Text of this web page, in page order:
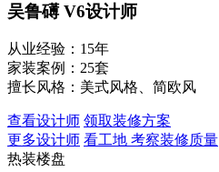
吴鲁礡V6设计师
从业经验：15年
家装案例：25套
擅长风格：美式风格、简欧风
查看设计师 领取装修方案
更多设计师 看工地 考察装修质量
热装楼盘